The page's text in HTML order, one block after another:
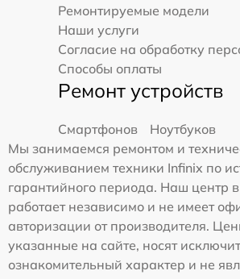
Ремонтируемые модели
Наши услуги
Согласие на обработку
Способы оплаты
Ремонт устройств
Смартфонов
Ноутбуков
Мы занимаемся ремонтом и
обслуживанием техники Infinix по
гарантийного периода. Наш центр
работает независимо и не имеет
авторизации от производителя.
указанные на сайте, носят
ознакомительный характер и не